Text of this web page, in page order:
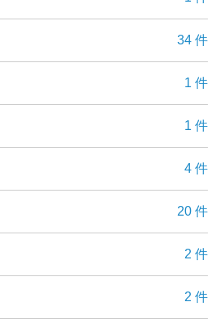
34 件
1 件
1 件
4 件
20 件
2 件
2 件